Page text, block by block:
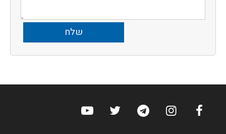
ערוץ הפייסבוק של הוטלס
ערוץ האינסטגרם של הוטלס
ערוץ הטלגרם של הוטלס
ערוץ טוויטר של הוטלס
ערוץ היוטיוב של